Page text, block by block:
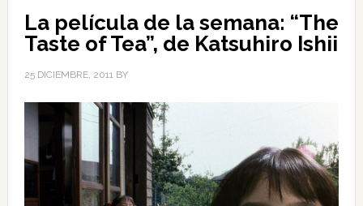
La película de la semana: “The
Taste of Tea”, de Katsuhiro Ishii
25 DICIEMBRE, 2011BY